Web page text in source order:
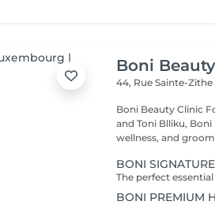
Boni
44, Rue Sainte-Zithe
Boni Beauty Clinic Founded by husband-and-wife team Irena Boni
and Toni Blliku,
wellness, and
BONI
BONI PREMIUM